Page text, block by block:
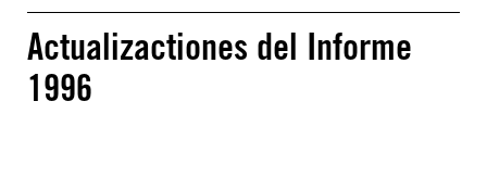
Actualizactiones del Informe
1996